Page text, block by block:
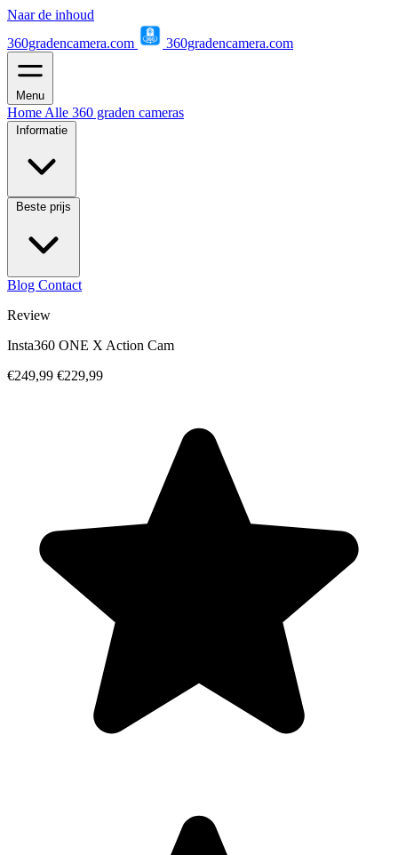
Naar de inhoud
360gradencamera.com
360gradencamera.com
Menu
Home Alle 360 graden cameras
Informatie
Beste prijs
Blog Contact
Review
Insta360 ONE X Action Cam
€249,99 €229,99